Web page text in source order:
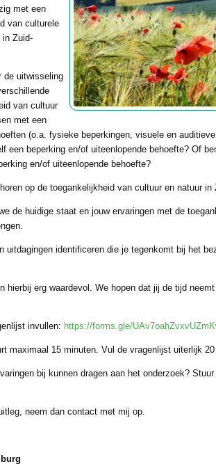
met een
van culturele
in Zuid-
de uitwisseling
van cultuur
met een
(o.a. fysieke beperkingen, visuele en
een beperking en/of uiteenlopende behoefte? Of
en/of uiteenlopende behoefte?
op de toegankelijkheid van cultuur en natuur in
de huidige staat en jouw ervaringen met de
uitdagingen identificeren die je tegenkomt bij het
hierbij erg waardevol. We hopen dat jij de tijd
invullen: https://forms.gle/
maximaal 15 minuten. Vul de vragenlijst uiterlijk
bij kunnen dragen aan het onderzoek?
neem dan contact met mij op.